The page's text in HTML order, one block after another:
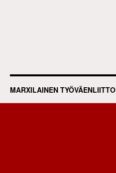
MARXILAINEN TYÖVÄENLIITTO